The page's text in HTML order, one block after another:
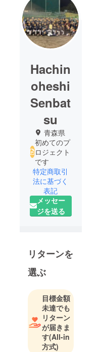
Hachin
oheshi
Senbat
su
青森県
初めてのプ
ロジェクト
です
特定商取引
法に基づく
表記
メッセー
ジを送る
リターンを
選ぶ
目標金額
未達でも
リターン
が届きま
す(All-in
方式)